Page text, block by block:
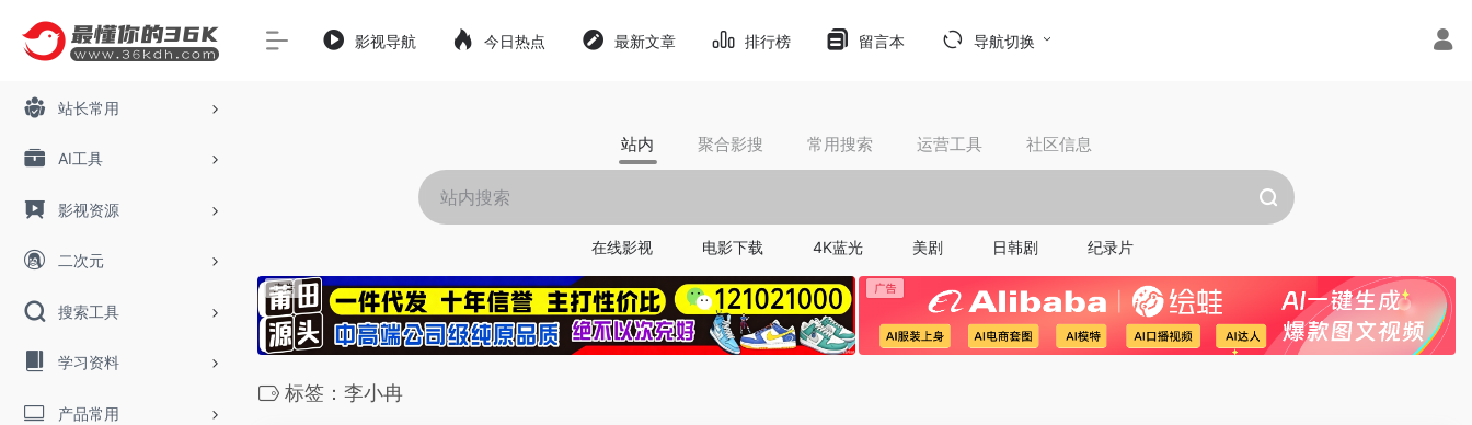
站长常用
AI工具
影视资源
二次元
搜索工具
学习资料
产品常用
影视导航 今日热点 最新文章 排行榜 留言本 导航切换
站内 聚合影搜 常用搜索 运营工具 社区信息
在线影视 电影下载 4K蓝光 美剧 日韩剧 纪录片
标签：李小冉